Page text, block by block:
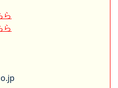
ら
ら